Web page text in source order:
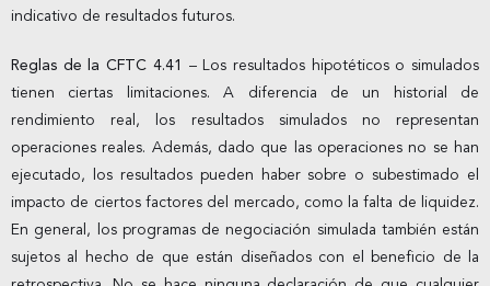
indicativo de resultados futuros.
Reglas de la CFTC 4.41
– Los resultados hipotéticos o simulados
tienen ciertas limitaciones. A diferencia de un historial de
rendimiento real, los resultados simulados no representan
operaciones reales. Además, dado que las operaciones no se han
ejecutado, los resultados pueden haber sobre o subestimado el
impacto de ciertos factores del mercado, como la falta de liquidez.
En general, los programas de negociación simulada también están
sujetos al hecho de que están diseñados con el beneficio de la